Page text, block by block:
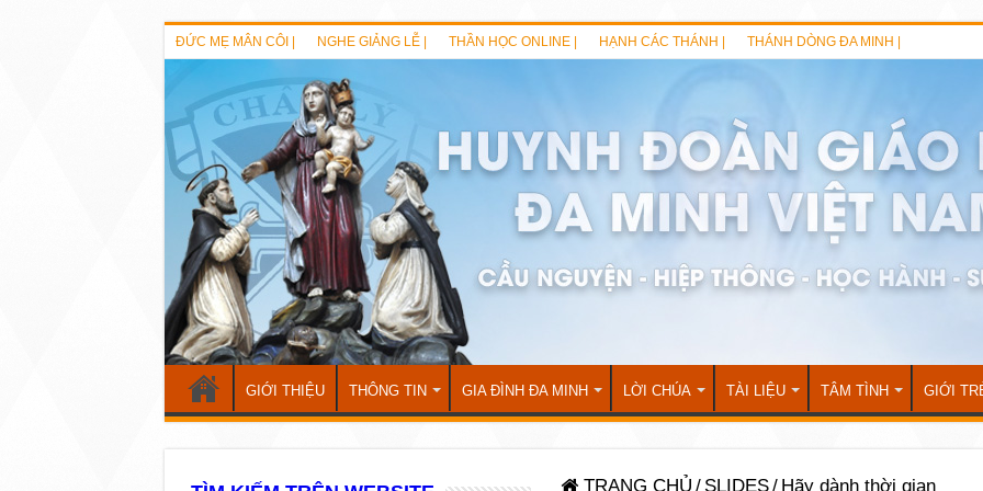
ĐỨC MẸ MÂN CÔI | NGHE GIẢNG LỄ | THẦN HỌC ONLINE | HẠNH CÁC THÁNH | THÁNH DÒNG ĐA MINH |
GIỚI THIỆU THÔNG TIN GIA ĐÌNH ĐA MINH LỜI CHÚA TÀI LIỆU TÂM TÌNH GIỚI
TRANG CHỦ / SLIDES/ Hãy dành thời gian